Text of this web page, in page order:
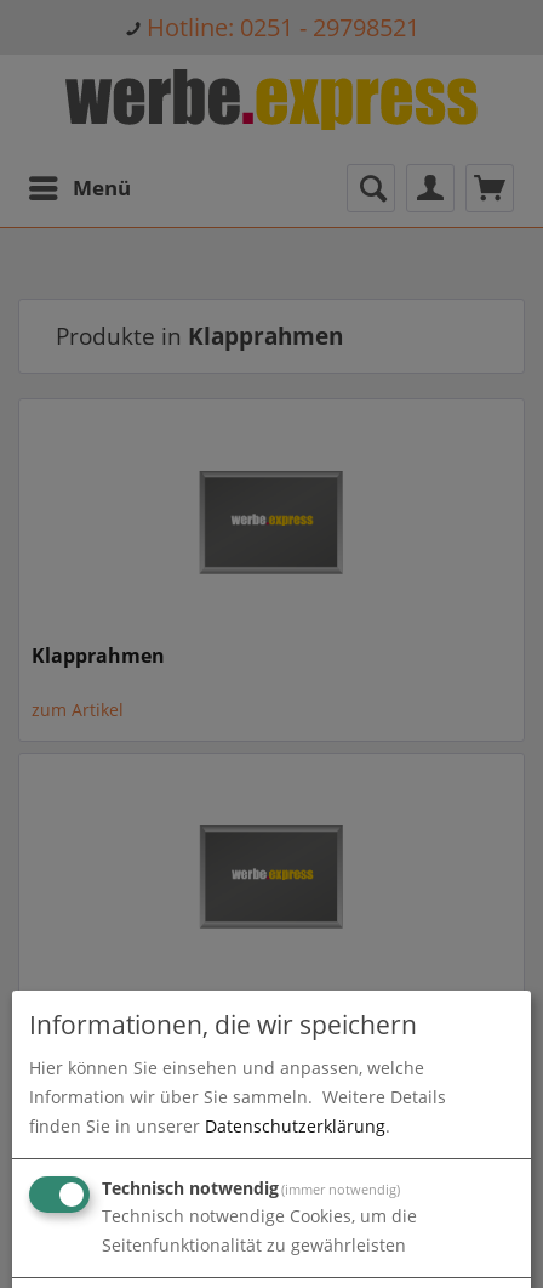
Hotline: 0251 - 29798521
Menü
Produkte in Klapprahmen
Klapprahmen
zum Artikel
Klapprahmen farbig
zum Artikel
Informationen, die wir speichern
Hier können Sie einsehen und anpassen, welche
Information wir über Sie sammeln. Weitere Details
finden Sie in unserer Datenschutzerklärung.
Technisch notwendig(immer notwendig)
Technisch notwendige Cookies, um die
Seitenfunktionalität zu gewährleisten